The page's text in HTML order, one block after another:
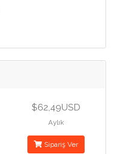
$62,49USD
Aylık
Sipariş Ver